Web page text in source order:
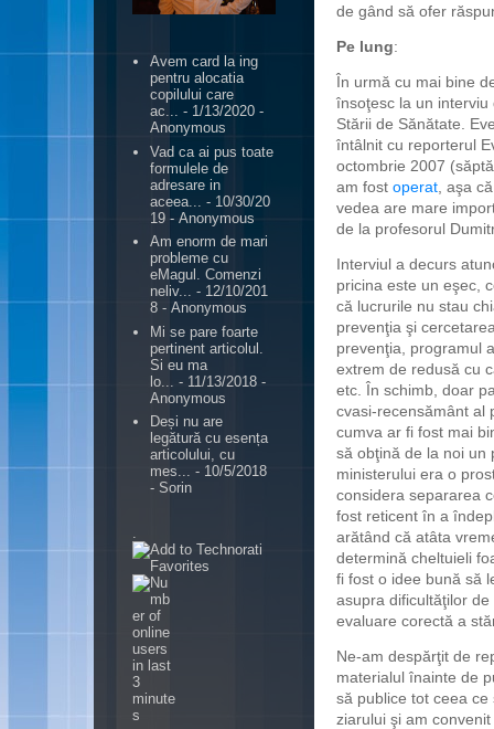
de gând să ofer
Pe lung:
În urmă cu mai bine
însoţesc la un
Stării de Sănătate.
întâlnit cu reporterul
octombrie 2007
am fost operat , aşa
vedea are mare
de la profesorul
Interviul a decurs
pricina este un eşec,
că lucrurile nu stau
prevenţia şi
prevenţia, programul
extrem de redusă cu
etc. În schimb, doar
cvasi-recensământ al
cumva ar fi fost mai
să obţină de la noi un
ministerului era o
considera separarea
fost reticent în a
arătând că atâta
determină cheltuieli
fi fost o idee bună să l
asupra dificultăţilor
evaluare corectă a
Ne-am despărţit de
materialul înainte de
să publice tot ceea
ziarului şi am
Avem card la ing
pentru alocatia
copilului care
ac... - 1/13/2020 -
Anonymous
Vad ca ai pus toate
formulele de
adresare in
aceea...
- 10/30/20
19 - Anonymous
Am enorm de mari
probleme cu
eMagul. Comenzi
neliv... - 12/10/201
8 - Anonymous
Mi se pare foarte
pertinent articolul.
Si eu ma
lo...
- 11/13/2018 -
Anonymous
Deși nu are
legătură cu esența
articolului, cu
mes... - 10/5/2018
- Sorin